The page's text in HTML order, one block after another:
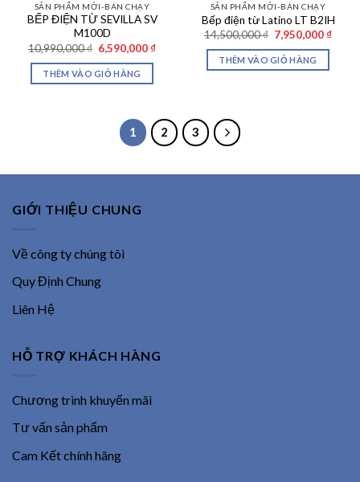
SẢN PHẨM MỚI-BÁN CHẠY
BẾP ĐIỆN TỪ SEVILLA SV
M100D
10,990,000₫ Giá
gốc
là:
10,990,000 ₫.
6,590,000 ₫Giá
THÊM VÀO GIỎ HÀNG
SẢN PHẨM MỚI-BÁN CHẠY
Bếp điện từ Latino LT B2IH
14,500,000₫ Giá
gốc
là:
14,500,000 ₫.
7,950,000 ₫Giá
THÊM VÀO GIỎ HÀNG
1 2 3
GIỚI THIỆU CHUNG
Về công ty chúng tôi
Quy Định Chung
Liên Hệ
HỖ TRỢ KHÁCH HÀNG
Chương trình khuyến mãi
Tư vấn sản phẩm
Cam Kết chính hãng